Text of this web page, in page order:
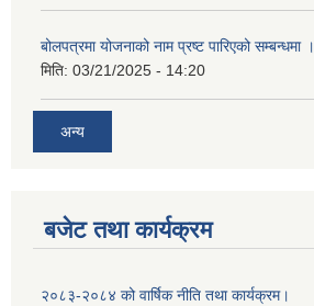
बोलपत्रमा योजनाको नाम प्रष्ट पारिएको सम्बन्धमा ।
मिति: 03/21/2025 - 14:20
अन्य
बजेट तथा कार्यक्रम
२०८३-२०८४ को वार्षिक नीति तथा कार्यक्रम।